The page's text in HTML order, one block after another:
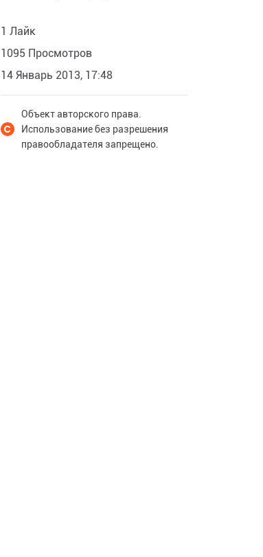
1 Лайк
1095 Просмотров
14 Январь 2013, 17:48
Объект авторского права.
Использование без разрешения
правообладателя запрещено.